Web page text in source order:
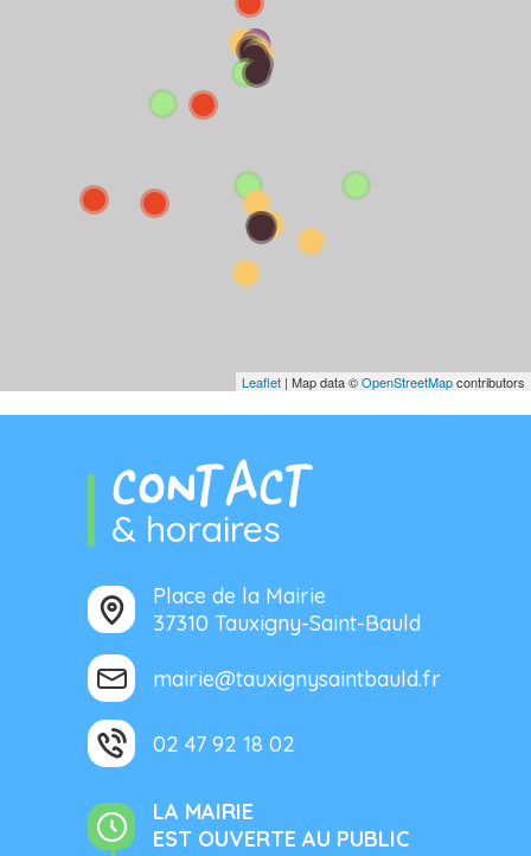
Leaflet | Map data ©OpenStreetMapcontributors
CONTACT
& horaires
Place de la Mairie
37310 Tauxigny-Saint-Bauld
mairie@tauxignysaintbauld.fr
02 47 92 18 02
LA MAIRIE
EST OUVERTE AU PUBLIC